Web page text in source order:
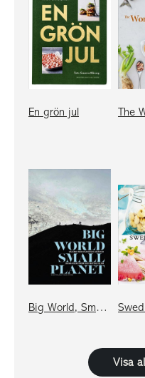
En grön jul
Big World, Small Planet: Välfärd inom planetens gränser
Visa